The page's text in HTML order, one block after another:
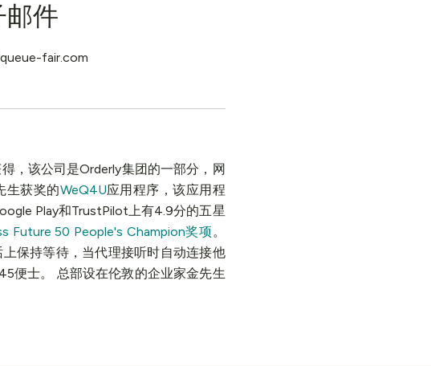
邮件
，该公司是Orderly集团的一部分，网
生获奖的WeQ4U应用程序，该应用程
Play和TrustPilot上有4.9分的五星
Future 50 People's Champion奖项。
保持等待，当代理接听时自动连接他
便士。 总部设在伦敦的企业家金先生